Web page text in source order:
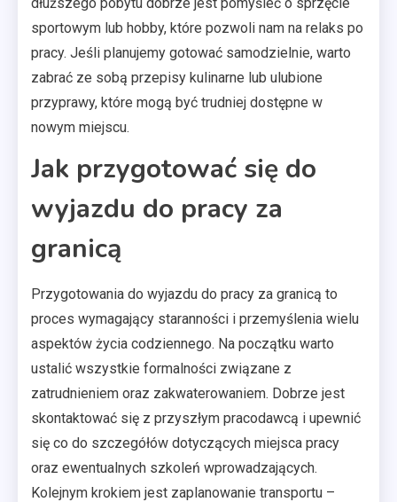
sportowym lub hobby, które pozwoli nam na relaks po
pracy. Jeśli planujemy gotować samodzielnie, warto
zabrać ze sobą przepisy kulinarne lub ulubione
przyprawy, które mogą być trudniej dostępne w
nowym miejscu.
Jak przygotować się do
wyjazdu do pracy za
granicą
Przygotowania do wyjazdu do pracy za granicą to
proces wymagający staranności i przemyślenia wielu
aspektów życia codziennego. Na początku warto
ustalić wszystkie formalności związane z
zatrudnieniem oraz zakwaterowaniem. Dobrze jest
skontaktować się z przyszłym pracodawcą i upewnić
się co do szczegółów dotyczących miejsca pracy
oraz ewentualnych szkoleń wprowadzających.
Kolejnym krokiem jest zaplanowanie transportu –